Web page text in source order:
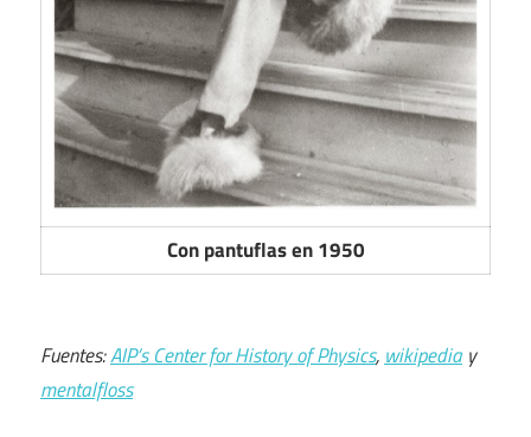
Con pantuflas en 1950
Fuentes:AIP’s Center for History of Physics,wikipedia y
mentalfloss